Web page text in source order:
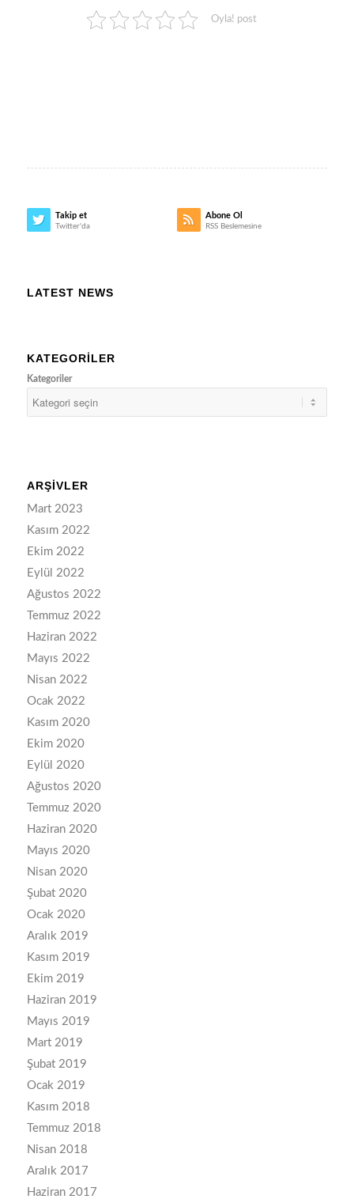
Oyla! post
Takip et
Twitter'da
Abone Ol
RSS Beslemesine
LATEST NEWS
KATEGORILER
Kategoriler
ARŞIVLER
Mart 2023
Kasım 2022
Ekim 2022
Eylül 2022
Ağustos 2022
Temmuz 2022
Haziran 2022
Mayıs 2022
Nisan 2022
Ocak 2022
Kasım 2020
Ekim 2020
Eylül 2020
Ağustos 2020
Temmuz 2020
Haziran 2020
Mayıs 2020
Nisan 2020
Şubat 2020
Ocak 2020
Aralık 2019
Kasım 2019
Ekim 2019
Haziran 2019
Mayıs 2019
Mart 2019
Şubat 2019
Ocak 2019
Kasım 2018
Temmuz 2018
Nisan 2018
Aralık 2017
Haziran 2017